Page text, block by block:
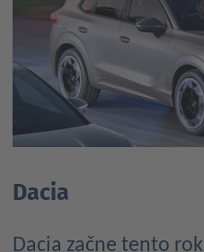
Dacia
Dacia začne tento